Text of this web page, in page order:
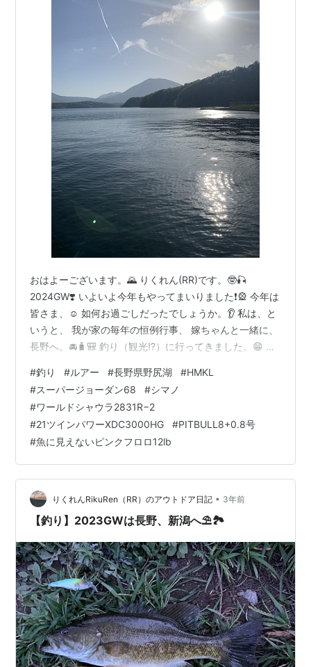
おはよーございます。🌄 りくれん(RR)です。🤓🎣
2024GW❣️ いよいよ今年もやってまいりました❗️🎡 今年は
皆さま、☺️ 如何お過ごしだったでしょうか。👂 私は、と
いうと、 我が家の毎年の恒例行事、 嫁ちゃんと一緒に、
長野へ。🚘🧳🎒 釣り（観光⁉️）に行ってきました。😁 新
事情から今年のGWは新潟方面への遠征は断念❗️ 長野の淡
水オンリー1️⃣ ラージ＆スモールマウスバスの聖地❣️ 長野
県の野尻湖 バス釣りに全集中してきました。💪 ちなみ
に、昨年のGWの模様、 昨年GW明けに記事📰を公開して
まして、 rikuren.hatenabl…
#釣り #ルアー #長野県野尻湖 #HMKL
#スーパージョーダン68 #シマノ
#ワールドシャウラ2831R−2
#21ツインパワーXDC3000HG #PITBULL8+0.8号
#魚に見えないピンクフロロ12lb
りくれんRikuRen（RR）のアウトドア日記 • 3年前
【釣り】2023GWは長野、新潟へ⛱️🏞️